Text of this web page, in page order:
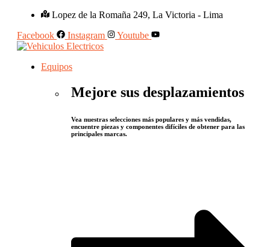
Lopez de la Romaña 249, La Victoria - Lima
Facebook
Instagram Youtube
Equipos
Mejore sus desplazamientos
Vea nuestras selecciones más populares y más vendidas,
encuentre piezas y componentes difíciles de obtener para las
principales marcas.